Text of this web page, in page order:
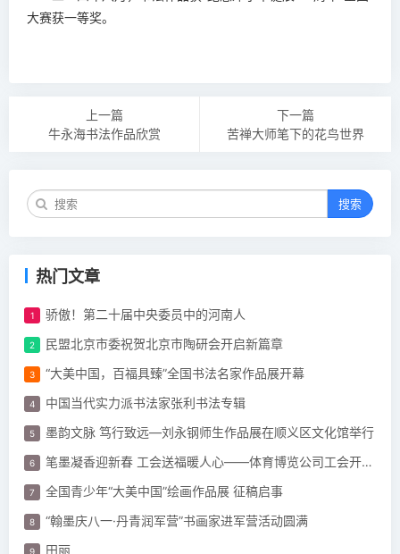
大赛获一等奖。
上一篇
牛永海书法作品欣赏
下一篇
苦禅大师笔下的花鸟世界
搜索
热门文章
骄傲！第二十届中央委员中的河南人
民盟北京市委祝贺北京市陶研会开启新篇章
“大美中国，百福具臻”全国书法名家作品展开幕
中国当代实力派书法家张利书法专辑
墨韵文脉 笃行致远—刘永钢师生作品展在顺义区文化馆举行
笔墨凝香迎新春 工会送福暖人心——体育博览公司工会开展“迎新春 春联”活动
全国青少年“大美中国”绘画作品展 征稿启事
“翰墨庆八一·丹青润军营”书画家进军营活动圆满
田丽